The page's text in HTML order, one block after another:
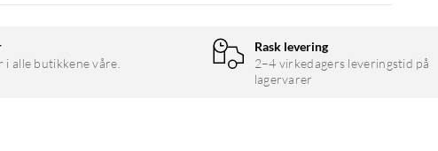
i alle butikkene våre.
Rask levering
2–4 virkedagers leveringstid på
lagervarer